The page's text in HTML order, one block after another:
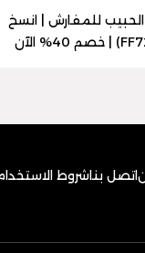
للمفارش | انسخ
اتصل بناشروط